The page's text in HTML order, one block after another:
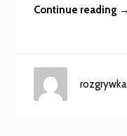
Continue reading →
rozgrywka